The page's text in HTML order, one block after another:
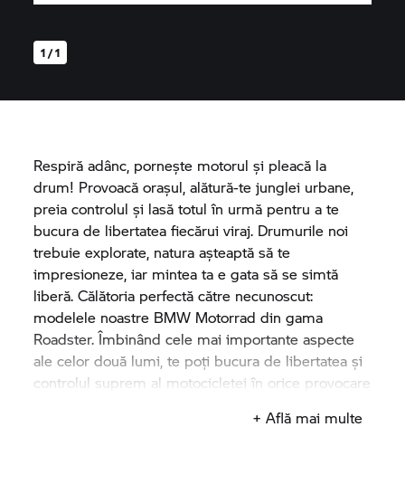
1 / 1
Respiră adânc, porneşte motorul și pleacă la
drum! Provoacă oraşul, alătură-te junglei urbane,
preia controlul și lasă totul în urmă pentru a te
bucura de libertatea fiecărui viraj. Drumurile noi
trebuie explorate, natura așteaptă să te
impresioneze, iar mintea ta e gata să se simtă
liberă. Călătoria perfectă către necunoscut:
modelele noastre BMW Motorrad din gama
Roadster. Îmbinând cele mai importante aspecte
ale celor două lumi, te poţi bucura de libertatea şi
controlul suprem al motocicletei în orice provocare
+ Află mai multe